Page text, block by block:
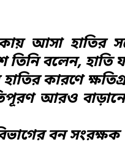
আসা হাতির
তিনি বলেন, হাতি
কারণে
আরও
বন সংরক্ষক